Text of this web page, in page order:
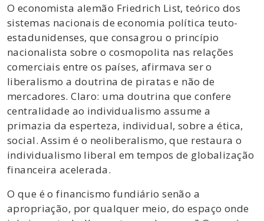
O economista alemão Friedrich List, teórico dos
sistemas nacionais de economia política teuto-
estadunidenses, que consagrou o princípio
nacionalista sobre o cosmopolita nas relações
comerciais entre os países, afirmava ser o
liberalismo a doutrina de piratas e não de
mercadores. Claro: uma doutrina que confere
centralidade ao individualismo assume a
primazia da esperteza, individual, sobre a ética,
social. Assim é o neoliberalismo, que restaura o
individualismo liberal em tempos de globalização
financeira acelerada.
O que é o financismo fundiário senão a
apropriação, por qualquer meio, do espaço onde